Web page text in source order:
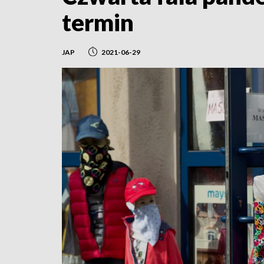
termin
JAP 2021-06-29